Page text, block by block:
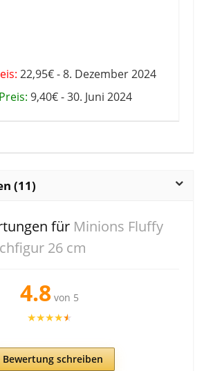
22,95€ - 8. Dezember 2024
9,40€ - 30. Juni 2024
(11)
für Minions Fluffy
26 cm
4.8 von 5
★★★★★
Bewertung schreiben